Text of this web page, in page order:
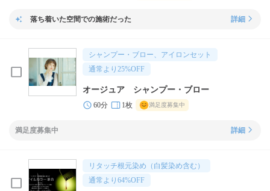
落ち着いた空間での施術だった 詳細
シャンプー・ブロー、アイロンセット
通常より 25%OFF
オージュア シャンプー・ブロー
60分 1枚 満足度募集中
満足度募集中 詳細
リタッチ根元染め（白髪染め含む）
通常より 64%OFF